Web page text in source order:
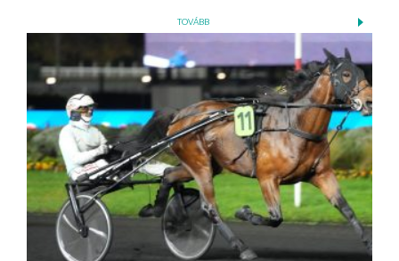
TOVÁBB